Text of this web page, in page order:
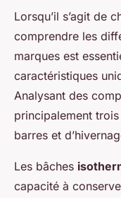
Lorsqu’il s’agit de
comprendre les
marques est
caractéristiques
Analysant des
principalement
barres et
Les bâches
capacité à